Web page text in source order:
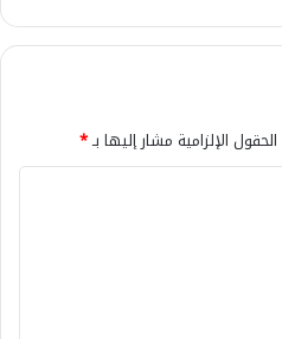
الحقول الإلزامية مشار إليها بـ*